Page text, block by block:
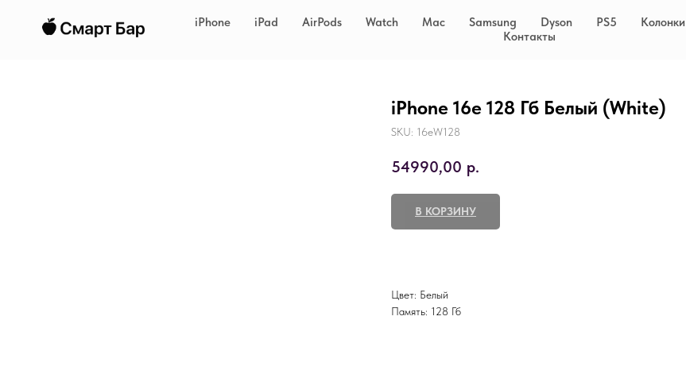
iPhone iPad AirPods Watch Mac Samsung Dyson PS5 Колонки
Контакты
iPhone 16e 128 Гб Белый (White)
SKU: 16eW128
54990,00 р.
В КОРЗИНУ
Цвет: Белый
Память: 128 Гб